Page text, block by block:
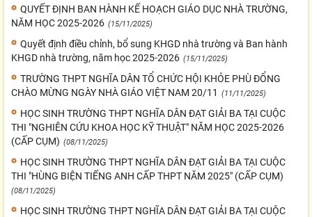
QUYẾT ĐỊNH BAN HÀNH KẾ HOẠCH GIÁO DỤC NHÀ TRƯỜNG,
NĂM HỌC 2025-2026 (15/11/2025)
Quyết định điều chỉnh, bổ sung KHGD nhà trường và Ban hành
KHGD nhà trường, năm học 2025-2026 (15/11/2025)
TRƯỜNG THPT NGHĨA DÂN TỔ CHỨC HỘI KHỎE PHÙ ĐỔNG
CHÀO MỪNG NGÀY NHÀ GIÁO VIỆT NAM 20/11
(11/11/2025)
HỌC SINH TRƯỜNG THPT NGHĨA DÂN ĐẠT GIẢI BA TẠI CUỘC
THI "NGHIÊN CỨU KHOA HỌC KỸ THUẬT" NĂM HỌC 2025-2026
(CẤP CỤM) (08/11/2025)
HỌC SINH TRƯỜNG THPT NGHĨA DÂN ĐẠT GIẢI BA TẠI CUỘC
THI "HÙNG BIỆN TIẾNG ANH CẤP THPT NĂM 2025" (CẤP CỤM)
(08/11/2025)
HỌC SINH TRƯỜNG THPT NGHĨA DÂN ĐẠT GIẢI BA TẠI CUỘC